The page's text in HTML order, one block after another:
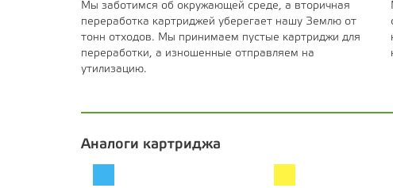
Мы заботимся об окружающей среде, а вторичная
переработка картриджей уберегает нашу Землю от
тонн отходов. Мы принимаем пустые картриджи для
переработки, а изношенные отправляем на
утилизацию.
Аналоги картриджа